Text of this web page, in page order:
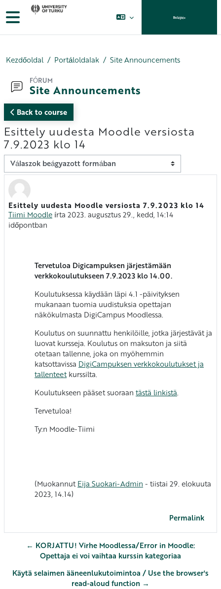
Tovább a fő tartalomhoz
Oldalpanel Belépés
Kezdőoldal Portáloldalak Site Announcements
FÓRUM
Site Announcements
Back to course
Esittely uudesta Moodle versiosta
7.9.2023 klo 14
Megjelenítési mód
Esittely uudesta Moodle versiosta 7.9.2023 klo 14
Tiimi Moodle írta 2023. augusztus 29., kedd, 14:14
időpontban
Válaszok szám: 0
Tervetuloa Digicampuksen järjestämään
verkkokoulutukseen 7.9.2023 klo 14.00.
Koulutuksessa käydään läpi 4.1 -päivityksen
mukanaan tuomia uudistuksia opettajan
näkökulmasta DigiCampus Moodlessa.
Koulutus on suunnattu henkilöille, jotka järjestävät ja
luovat kursseja. Koulutus on maksuton ja siitä
otetaan tallenne, joka on myöhemmin
katsottavissa DigiCampuksen verkkokoulutukset ja
tallenteetkurssilta.
Koulutukseen pääset suoraan tästä linkistä.
Tervetuloa!
Ty:n Moodle-Tiimi
(MuokannutEija Suokari-Admin - tiistai 29. elokuuta
2023, 14.14)
Permalink
← KORJATTU! Virhe Moodlessa/Error in Moodle:
Opettaja ei voi vaihtaa kurssin kategoriaa
Käytä selaimen ääneenlukutoimintoa / Use the browser's
read-aloud function →